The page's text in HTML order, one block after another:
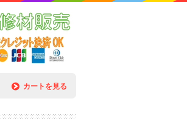
カートを見る